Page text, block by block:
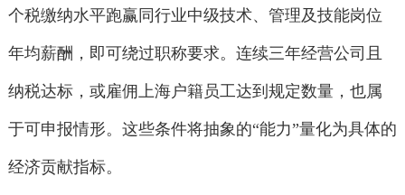
个税缴纳水平跑赢同行业中级技术、管理及技能岗位
年均薪酬，即可绕过职称要求。连续三年经营公司且
纳税达标，或雇佣上海户籍员工达到规定数量，也属
于可申报情形。这些条件将抽象的“能力”量化为具体的
经济贡献指标。